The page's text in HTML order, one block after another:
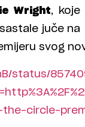
Wright, koje
juče na
svog
status/
circle-